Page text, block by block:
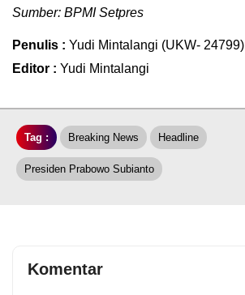
Sumber: BPMI Setpres
Penulis : Yudi Mintalangi (UKW- 24799)
Editor : Yudi Mintalangi
Tag : Breaking News Headline
Presiden Prabowo Subianto
Komentar